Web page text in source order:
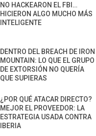
NO HACKEARON EL FBI…
HICIERON ALGO MUCHO MÁS
INTELIGENTE
DENTRO DEL BREACH DE IRON
MOUNTAIN: LO QUE EL GRUPO
DE EXTORSIÓN NO QUERÍA
QUE SUPIERAS
¿POR QUÉ ATACAR DIRECTO?
MEJOR EL PROVEEDOR: LA
ESTRATEGIA USADA CONTRA
IBERIA